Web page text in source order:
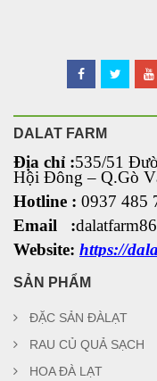
DALAT FARM
Địa chỉ :535/51
Hội Đông– Q.Gò
Hotline : 0937 485
Email :
Website: https://
SẢN PHẨM
ĐẶC SẢN ĐÀLẠT
RAU CỦ QUẢ SẠCH
HOA ĐÀ LẠT